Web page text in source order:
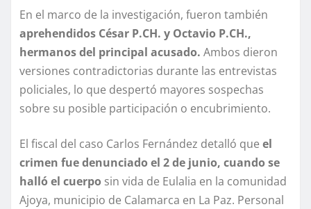
En el marco de la investigación, fueron también
aprehendidos César P.CH. y Octavio P.CH.,
hermanos del principal acusado. Ambos dieron
versiones contradictorias durante las entrevistas
policiales, lo que despertó mayores sospechas
sobre su posible participación o encubrimiento.
El fiscal del caso Carlos Fernández detalló que el
crimen fue denunciado el 2 de junio, cuando se
halló el cuerpo sin vida de Eulalia en la comunidad
Ajoya, municipio de Calamarca en La Paz. Personal